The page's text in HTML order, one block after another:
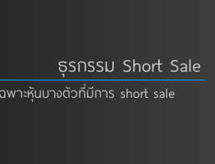
ธุรกรรม Short Sale
พาะหุ้นบางตัวที่มีการ short sale